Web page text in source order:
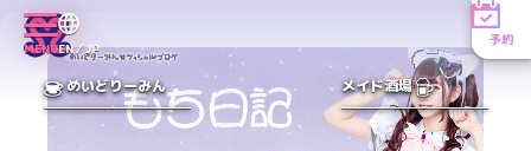
MENUEN／JP
予約
めいどりーみん メイド酒場